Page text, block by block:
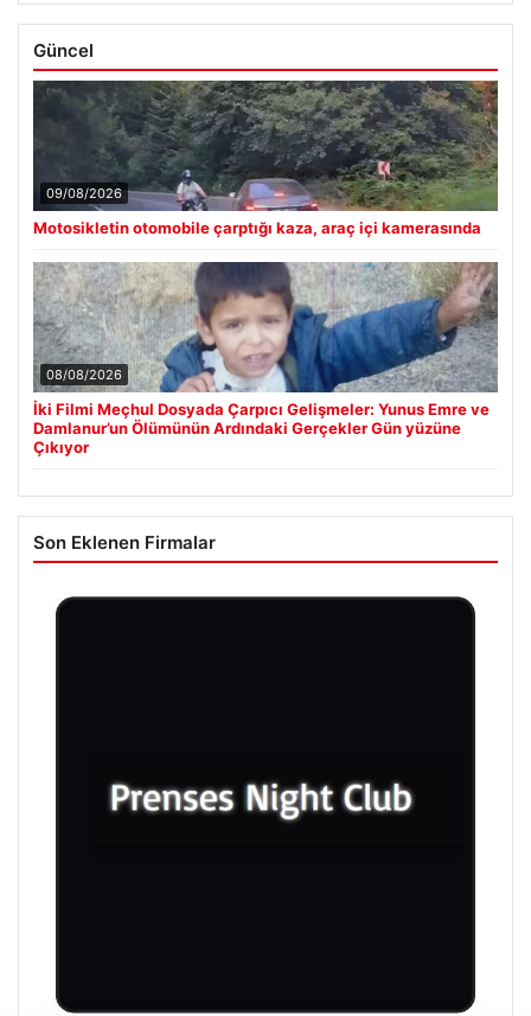
Güncel
09/08/2026
Motosikletin otomobile çarptığı kaza, araç içi kamerasında
08/08/2026
İki Filmi Meçhul Dosyada Çarpıcı Gelişmeler: Yunus Emre ve
Damlanur’un Ölümünün Ardındaki Gerçekler Gün yüzüne
Çıkıyor
Son Eklenen Firmalar